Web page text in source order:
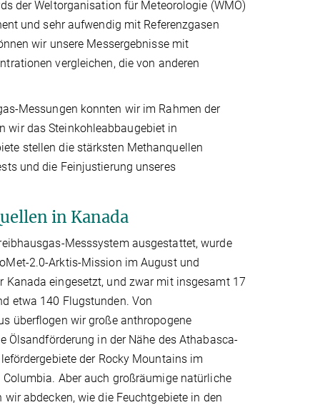
der Weltorganisation für Meteorologie (WMO)
und sehr aufwendig mit Referenzgasen
wir unsere Messergebnisse mit
vergleichen, die von anderen
Messungen konnten wir im Rahmen der
wir das Steinkohleabbaugebiet in
stellen die stärksten Methanquellen
und die Feinjustierung unseres
in Kanada
Messsystem ausgestattet, wurde
2.0-Arktis-Mission im August und
Kanada eingesetzt, und zwar mit insgesamt 17
etwa 140 Flugstunden. Von
überflogen wir große anthropogene
Ölsandförderung in der Nähe des Athabasca-
der Rocky Mountains im
Aber auch großräumige natürliche
wir abdecken, wie die Feuchtgebiete in den